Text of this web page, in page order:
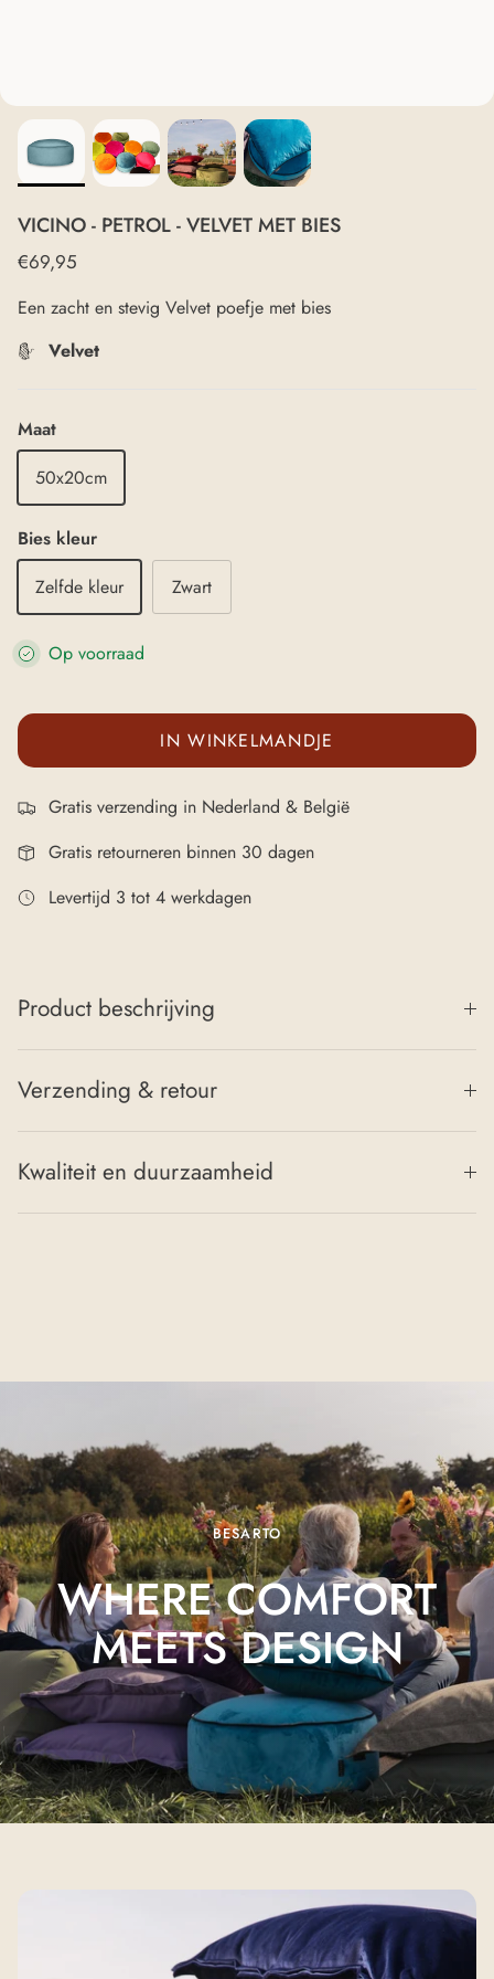
VICINO - PETROL - VELVET MET BIES
€69,95
Een zacht en stevig Velvet poefje met bies
Velvet
Maat
50x20cm
Bies kleur
Zelfde kleur
Zwart
Op voorraad
IN WINKELMANDJE
Gratis verzending in Nederland & België
Gratis retourneren binnen 30 dagen
Levertijd 3 tot 4 werkdagen
Product beschrijving
Verzending & retour
Kwaliteit en duurzaamheid
BESARTO
WHERE COMFORT
MEETS DESIGN